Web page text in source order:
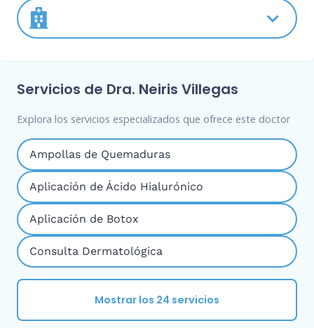
Servicios de Dra. Neiris Villegas
Explora los servicios especializados que ofrece este doctor
Ampollas de Quemaduras
Aplicación de Ácido Hialurónico
Aplicación de Botox
Consulta Dermatológica
Mostrar los 24 servicios